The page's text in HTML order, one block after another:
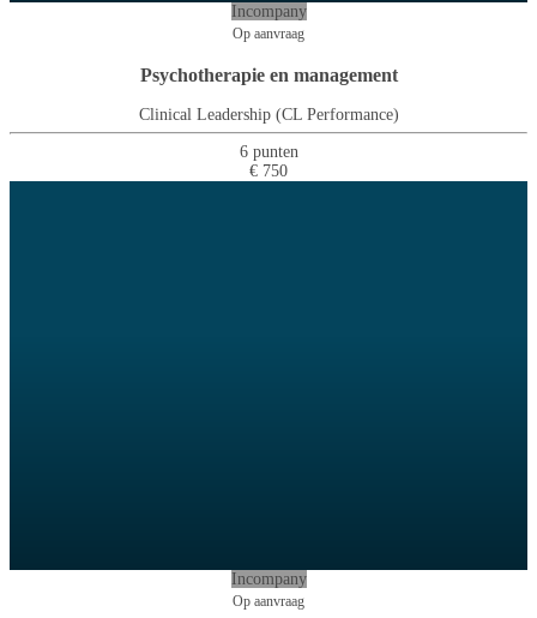
Incompany
Op aanvraag
Psychotherapie en management
Clinical Leadership (CL Performance)
6 punten
€ 750
Incompany
Op aanvraag